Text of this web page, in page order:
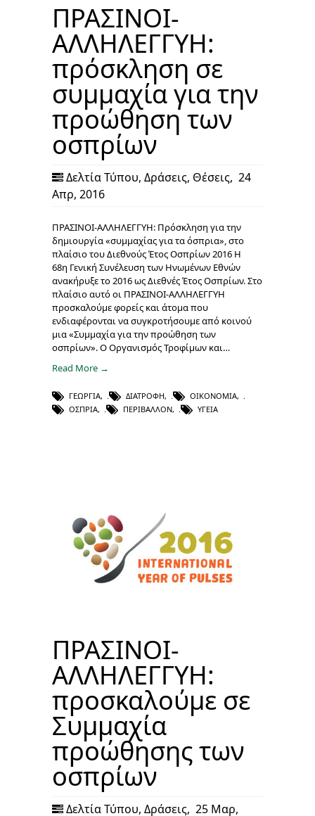
ΠΡΑΣΙΝΟΙ-
ΑΛΛΗΛΕΓΓΥΗ:
πρόσκληση σε
συμμαχία για την
προώθηση των
οσπρίων
Δελτία Τύπου, Δράσεις, Θέσεις, 24
Απρ, 2016
ΠΡΑΣΙΝΟΙ-ΑΛΛΗΛΕΓΓΥΗ: Πρόσκληση για την
δημιουργία «συμμαχίας για τα όσπρια», στο
πλαίσιο του Διεθνούς Έτος Οσπρίων 2016 Η
68η Γενική Συνέλευση των Ηνωμένων Εθνών
ανακήρυξε το 2016 ως Διεθνές Έτος Οσπρίων. Στο
πλαίσιο αυτό οι ΠΡΑΣΙΝΟΙ-ΑΛΛΗΛΕΓΓΥΗ
προσκαλούμε φορείς και άτομα που
ενδιαφέρονται να συγκροτήσουμε από κοινού
μια «Συμμαχία για την προώθηση των
οσπρίων». Ο Οργανισμός Τροφίμων και…
Read More →
ΓΕΩΡΓΊΑ, ΔΙΑΤΡΟΦΉ, ΟΙΚΟΝΟΜΊΑ,
ΌΣΠΡΙΑ, ΠΕΡΙΒΆΛΛΟΝ, ΥΓΕΊΑ
ΠΡΑΣΙΝΟΙ-
ΑΛΛΗΛΕΓΓΥΗ:
προσκαλούμε σε
Συμμαχία
προώθησης των
οσπρίων
Δελτία Τύπου, Δράσεις, 25 Μαρ,